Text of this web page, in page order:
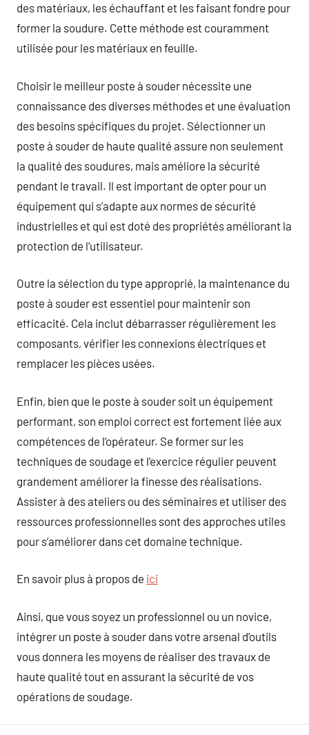
des matériaux, les échauffant et les faisant fondre pour
former la soudure. Cette méthode est couramment
utilisée pour les matériaux en feuille.
Choisir le meilleur poste à souder nécessite une
connaissance des diverses méthodes et une évaluation
des besoins spécifiques du projet. Sélectionner un
poste à souder de haute qualité assure non seulement
la qualité des soudures, mais améliore la sécurité
pendant le travail. Il est important de opter pour un
équipement qui s’adapte aux normes de sécurité
industrielles et qui est doté des propriétés améliorant la
protection de l’utilisateur.
Outre la sélection du type approprié, la maintenance du
poste à souder est essentiel pour maintenir son
efficacité. Cela inclut débarrasser régulièrement les
composants, vérifier les connexions électriques et
remplacer les pièces usées.
Enfin, bien que le poste à souder soit un équipement
performant, son emploi correct est fortement liée aux
compétences de l’opérateur. Se former sur les
techniques de soudage et l’exercice régulier peuvent
grandement améliorer la finesse des réalisations.
Assister à des ateliers ou des séminaires et utiliser des
ressources professionnelles sont des approches utiles
pour s’améliorer dans cet domaine technique.
En savoir plus à propos de ici
Ainsi, que vous soyez un professionnel ou un novice,
intégrer un poste à souder dans votre arsenal d’outils
vous donnera les moyens de réaliser des travaux de
haute qualité tout en assurant la sécurité de vos
opérations de soudage.